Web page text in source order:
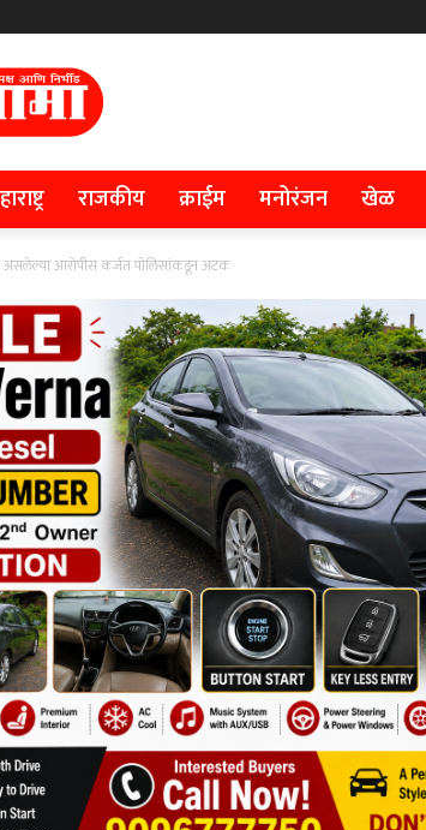
राजकीय क्राईम मनोरंजन खेळ
असलेल्या आरोपीस कर्जत पोलिसांकडून अटक